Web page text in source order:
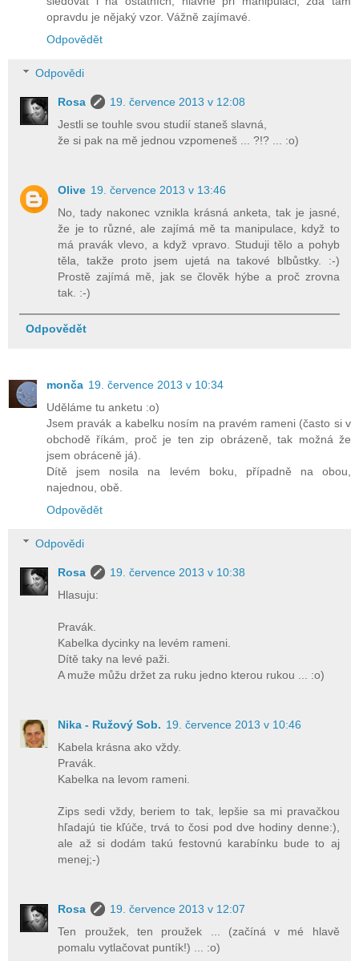
opravdu je nějaký vzor. Vážně zajímavé.
Odpovědět
Odpovědi
Rosa
19. července 2013 v 12:08
Jestli se touhle svou studií staneš slavná,
že si pak na mě jednou vzpomeneš ... ?!? ... :o)
Olive 19. července 2013 v 13:46
No, tady nakonec vznikla krásná anketa, tak je jasné,
že je to různé, ale zajímá mě ta manipulace, když to
má pravák vlevo, a když vpravo. Studuji tělo a pohyb
těla, takže proto jsem ujetá na takové blbůstky. :-)
Prostě zajímá mě, jak se člověk hýbe a proč zrovna
tak. :-)
Odpovědět
monča 19. července 2013 v 10:34
Uděláme tu anketu :o)
Jsem pravák a kabelku nosím na pravém rameni (často si v
obchodě říkám, proč je ten zip obrázeně, tak možná že
jsem obráceně já).
Dítě jsem nosila na levém boku, případně na obou,
najednou, obě.
Odpovědět
Odpovědi
Rosa
19. července 2013 v 10:38
Hlasuju:
Pravák.
Kabelka dycinky na levém rameni.
Dítě taky na levé paži.
A muže můžu držet za ruku jedno kterou rukou ... :o)
Nika - Ružový Sob. 19. července 2013 v 10:46
Kabela krásna ako vždy.
Pravák.
Kabelka na levom rameni.
Zips sedi vždy, beriem to tak, lepšie sa mi pravačkou
hľadajú tie kľúče, trvá to čosi pod dve hodiny denne:),
ale až si dodám takú festovnú karabínku bude to aj
menej;-)
Rosa
19. července 2013 v 12:07
Ten proužek, ten proužek ... (začíná v mé hlavě
pomalu vytlačovat puntík!) ... :o)